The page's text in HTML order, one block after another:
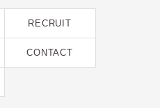
2022年9月 [1]
2022年8月 [1]
RECRUIT
CONTACT